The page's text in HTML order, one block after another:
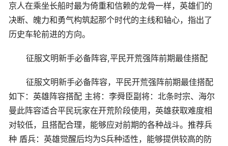
京人在乘坐长船时最为倚重和信赖的龙骨一样，英雄们的
决断、魄力和勇气构筑起那个时代的主线和轴心，指出了
历史车轮前进的方向。
征服文明新手必备阵容,平民开荒强阵前期最佳搭配
征服文明新手必备阵容，平民开荒强阵前期最佳搭配
如下：英雄阵容搭配 主将：李舜臣副将：北条时宗、海尔
曼此阵容适合平民玩家在开荒阶段使用，英雄获取难度相
对较低，且搭配合理，能够应对前期的各种战斗。推荐兵
种 盾兵：英雄觉醒后均为S兵种适性，能够提供较高的防